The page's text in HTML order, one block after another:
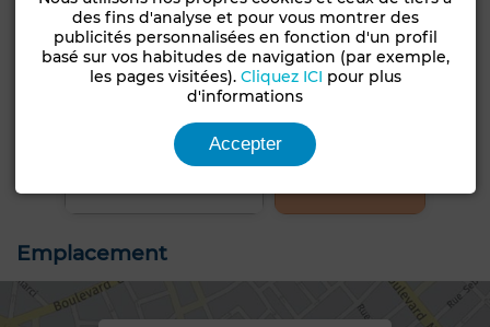
+9 PHOTOS
Emplacement
des fins d'analyse et pour vous montrer des
publicités personnalisées en fonction d'un profil
basé sur vos habitudes de navigation (par exemple,
les pages visitées). Cliquez ICI pour plus
d'informations
Accepter